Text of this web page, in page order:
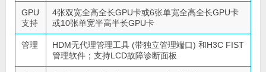
GPU
支持
4张双宽全高全长GPU卡或6张单宽全高全长GPU卡
或10张单宽半高半长GPU卡
管理
HDM无代理管理工具 (带独立管理端口) 和H3C FIST
管理软件；支持LCD故障诊断面板